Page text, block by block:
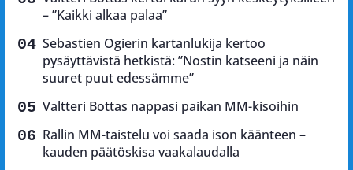
– ”Kaikki alkaa palaa”
Sebastien Ogierin kartanlukija kertoo
pysäyttävistä hetkistä: ”Nostin katseeni ja näin
suuret puut edessämme”
Valtteri Bottas nappasi paikan MM-kisoihin
Rallin MM-taistelu voi saada ison käänteen –
kauden päätöskisa vaakalaudalla